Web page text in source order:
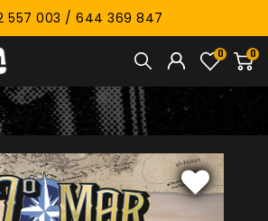
557 003 / 644 369 847
0
0